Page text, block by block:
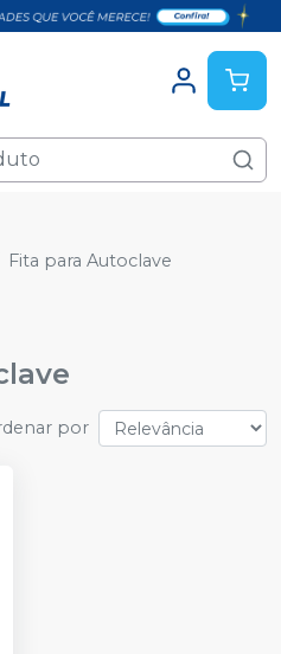
Fita para Autoclave
por